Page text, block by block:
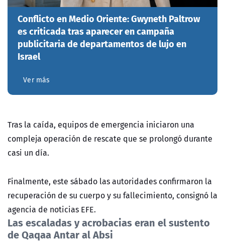
Conflicto en Medio Oriente: Gwyneth Paltrow
es criticada tras aparecer en campaña
publicitaria de departamentos de lujo en
Israel
Ver más
Tras la caída, equipos de emergencia iniciaron una
compleja operación de rescate que se prolongó durante
casi un día.
Finalmente, este sábado las autoridades confirmaron la
recuperación de su cuerpo y su fallecimiento, consignó la
agencia de noticias EFE.
Las escaladas y acrobacias eran el sustento
de Qaqaa Antar al Absi